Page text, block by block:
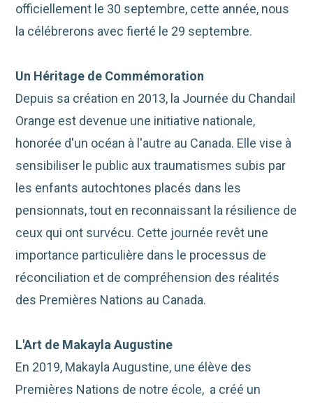
officiellement le 30 septembre, cette année, nous
la célébrerons avec fierté le 29 septembre.
Un Héritage de Commémoration
Depuis sa création en 2013, la Journée du Chandail
Orange est devenue une initiative nationale,
honorée d'un océan à l'autre au Canada. Elle vise à
sensibiliser le public aux traumatismes subis par
les enfants autochtones placés dans les
pensionnats, tout en reconnaissant la résilience de
ceux qui ont survécu. Cette journée revêt une
importance particulière dans le processus de
réconciliation et de compréhension des réalités
des Premières Nations au Canada.
L'Art de Makayla Augustine
En 2019, Makayla Augustine, une élève des
Premières Nations de notre école, a créé un